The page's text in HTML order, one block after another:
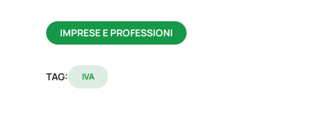
IMPRESE E PROFESSIONI
TAG: IVA